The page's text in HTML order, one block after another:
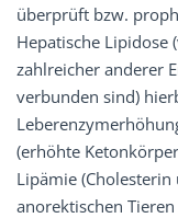
überprüft bzw.
Hepatische Lipidose
zahlreicher anderer
verbunden sind)
(erhöhte
Lipämie
anorektischen